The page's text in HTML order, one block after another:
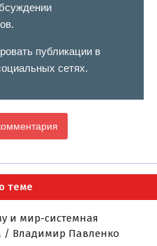
публикации в
сетях.
теме
и мир-системная
/ Владимир Павленко